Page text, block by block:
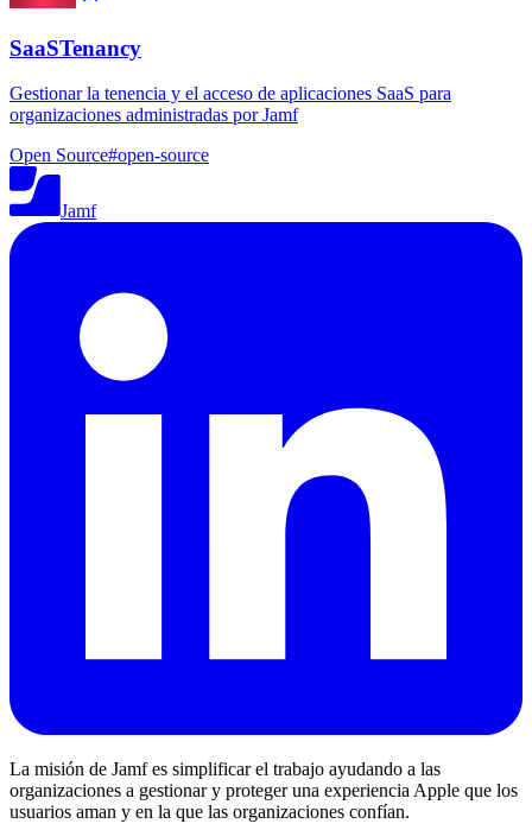
SaaSTenancy
Gestionar la tenencia y el acceso de aplicaciones SaaS para
organizaciones administradas por Jamf
Open Source#open-source
Jamf
La misión de Jamf es simplificar el trabajo ayudando a las
organizaciones a gestionar y proteger una experiencia Apple que los
usuarios aman y en la que las organizaciones confían.